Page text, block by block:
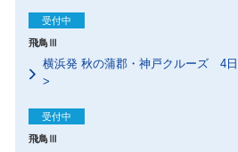
飛鳥Ⅲ
受付中
横浜発 秋の蒲郡・神戸クルーズ 4
>
飛鳥Ⅲ
受付中